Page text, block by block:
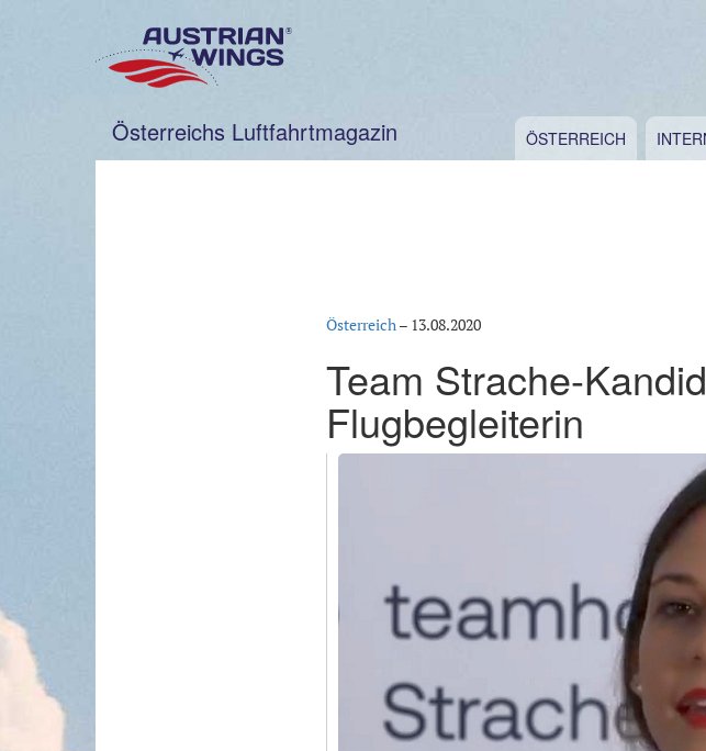
Österreichs Luftfahrtmagazin ÖSTERREICH
Österreich– 13.08.2020
Team Strache-
Flugbegleiterin